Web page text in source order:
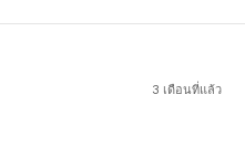
3 เดือนที่แล้ว